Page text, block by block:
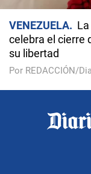
VENEZUELA
celebra el cierre
su libertad
Por REDACCIÓN/